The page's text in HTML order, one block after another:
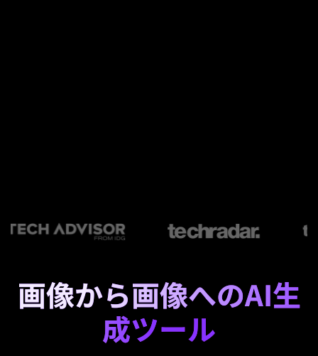
画像から画像へのAI生
成ツール